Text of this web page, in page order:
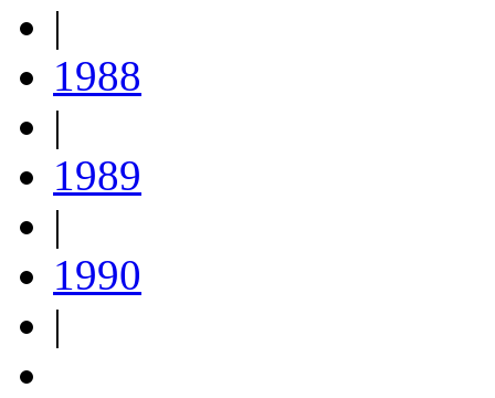
|
1988
|
1989
|
1990
|